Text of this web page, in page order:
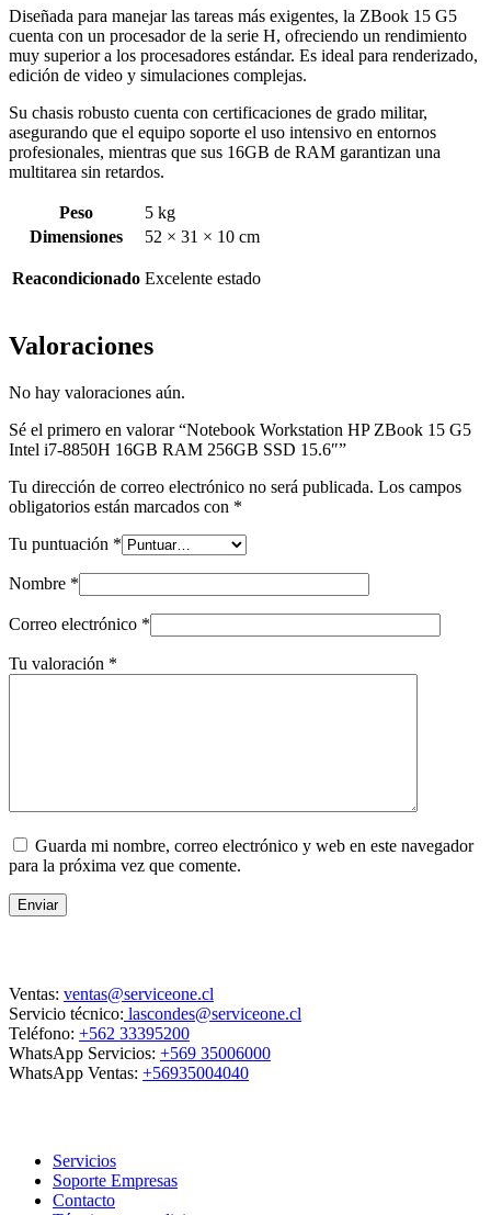
Diseñada para manejar las tareas más exigentes, la ZBook 15 G5
cuenta con un procesador de la serie H, ofreciendo un rendimiento
muy superior a los procesadores estándar. Es ideal para renderizado,
edición de video y simulaciones complejas.
Su chasis robusto cuenta con certificaciones de grado militar,
asegurando que el equipo soporte el uso intensivo en entornos
profesionales, mientras que sus 16GB de RAM garantizan una
multitarea sin retardos.
Peso
5 kg
Dimensiones
52 × 31 × 10 cm
Reacondicionado Excelente estado
Valoraciones
No hay valoraciones aún.
Sé el primero en valorar “Notebook Workstation HP ZBook 15 G5
Intel i7-8850H 16GB RAM 256GB SSD 15.6″”
Tu dirección de correo electrónico no será publicada. Los campos
obligatorios están marcados con *
Tu puntuación *
Nombre *
Correo electrónico *
Tu valoración *
Guarda mi nombre, correo electrónico y web en este navegador
para la próxima vez que comente.
Enviar
Ventas: ventas@serviceone.cl
Servicio técnico: lascondes@serviceone.cl
Teléfono: +562 33395200
WhatsApp Servicios: +569 35006000
WhatsApp Ventas: +56935004040
Servicios
Soporte Empresas
Contacto